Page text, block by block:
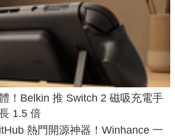
！Belkin 推 Switch 2 磁吸充電手
1.5 倍
熱門開源神器！Winhance 一